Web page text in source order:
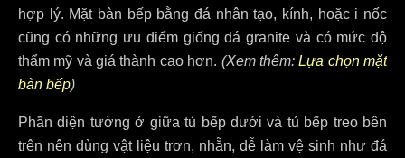
hợp lý. Mặt bàn bếp bằng đá nhân tạo, kính, hoặc i nốc
cũng có những ưu điểm giống đá granite và có mức độ
thẩm mỹ và giá thành cao hơn. (Xem thêm:Lựa chọn mặt
bàn bếp)
Phần diện tường ở giữa tủ bếp dưới và tủ bếp treo bên
trên nên dùng vật liệu trơn, nhẵn, dễ làm vệ sinh như đá